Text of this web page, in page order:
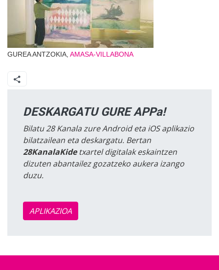
GUREA ANTZOKIA, AMASA-VILLABONA
DESKARGATU GURE APPa!
Bilatu 28 Kanala zure Android eta iOS aplikazio
bilatzailean eta deskargatu. Bertan
28KanalaKidetxartel digitalak eskaintzen
dizuten abantailez gozatzeko aukera izango
duzu.
APLIKAZIOA